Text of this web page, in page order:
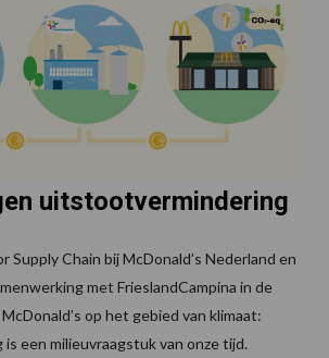
uitstootvermindering
Supply Chain bij McDonald’s Nederland en
met FrieslandCampina in de
op het gebied van klimaat:
is een milieuvraagstuk van onze tijd.